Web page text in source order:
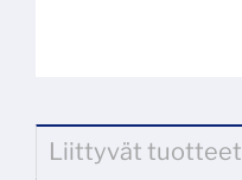
Liittyvät tuotteet